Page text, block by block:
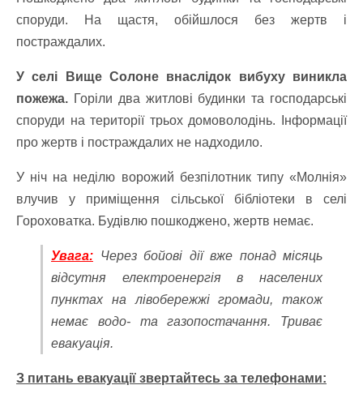
споруди. На щастя, обійшлося без жертв і
постраждалих.
У селі Вище Солоне внаслідок вибуху виникла
пожежа. Горіли два житлові будинки та господарські
споруди на території трьох домоволодінь. Інформації
про жертв і постраждалих не надходило.
У ніч на неділю ворожий безпілотник типу «Молнія»
влучив у приміщення сільської бібліотеки в селі
Гороховатка. Будівлю пошкоджено, жертв немає.
Увага: Через бойові дії вже понад місяць
відсутня електроенергія в населених
пунктах на лівобережжі громади, також
немає водо- та газопостачання. Триває
евакуація.
З питань евакуації звертайтесь за телефонами: